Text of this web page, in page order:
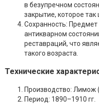
в безупречном
закрытие, которое
Сохранность:
антикварном
реставраций, что
такого возраста.
Технические
Производство: Лимож
Период: 1890–1910 гг.